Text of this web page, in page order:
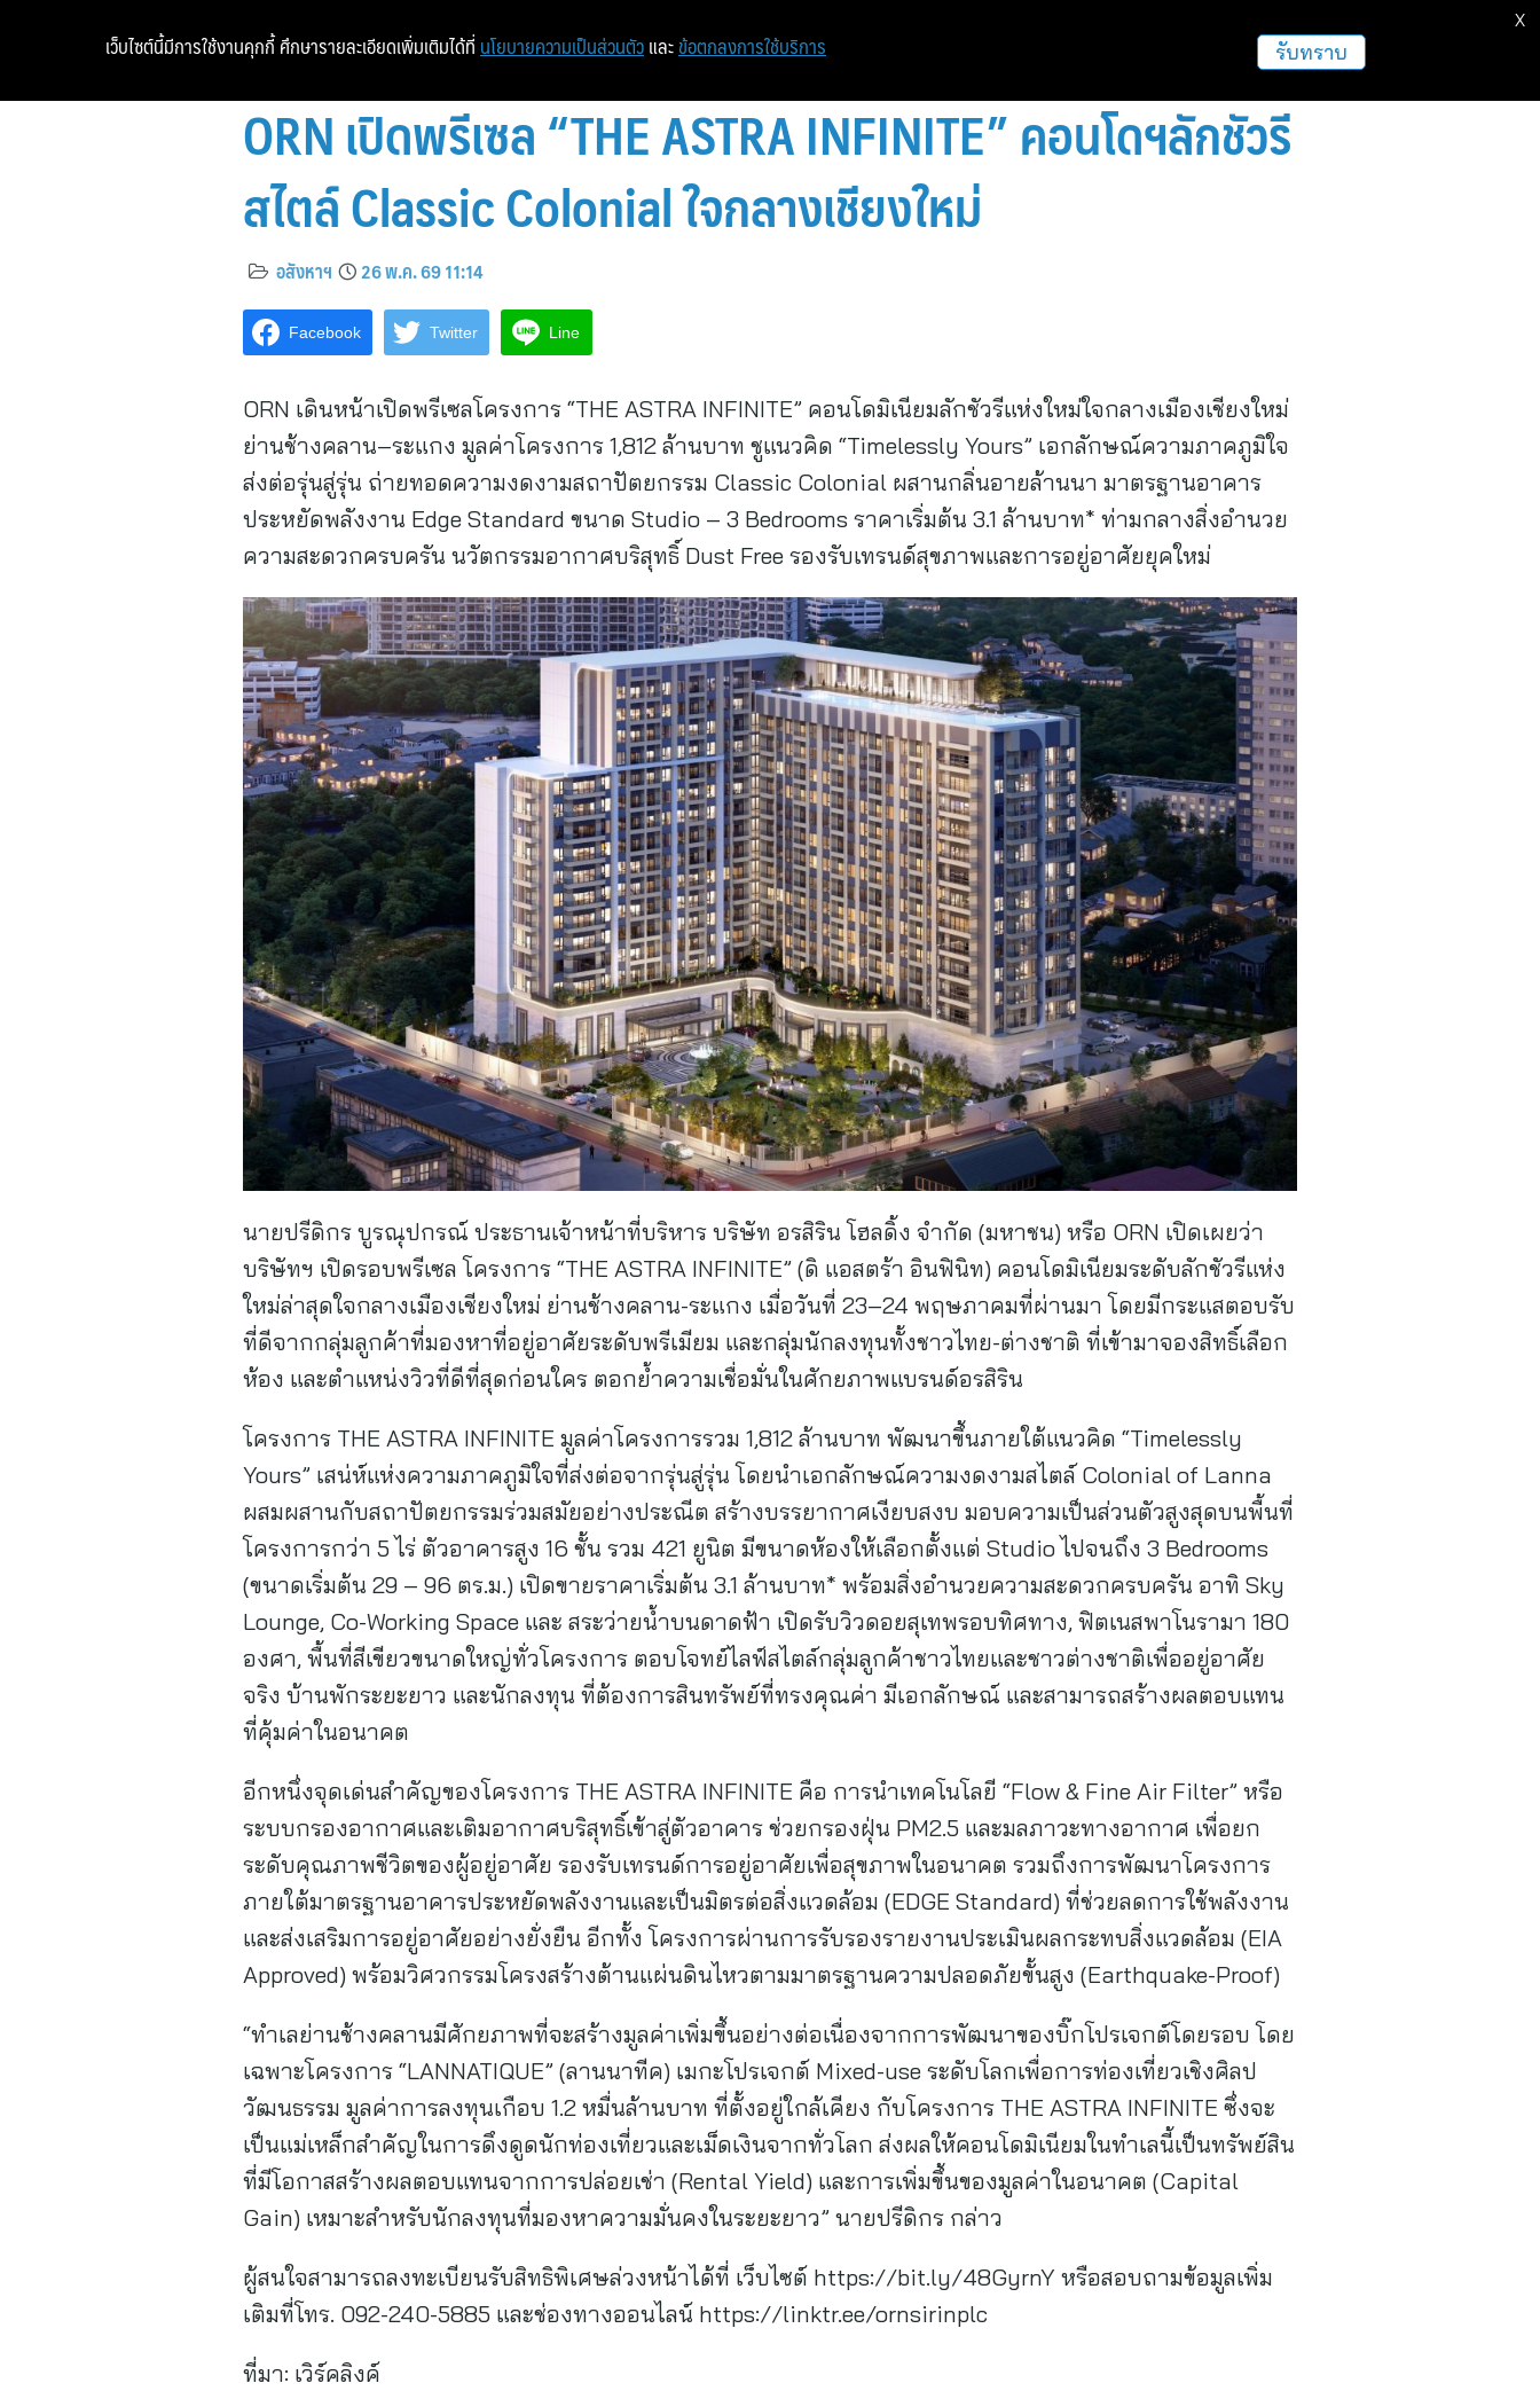
หน้าแรก ท่องเที่ยว ฝากข่าวประชาสัมพันธ์
ORN เปิดพรีเซล “THE ASTRA INFINITE” คอนโดฯลักชัวรี
สไตล์ Classic Colonial ใจกลางเชียงใหม่
อสังหาฯ 26 พ.ค. 69 11:14
Facebook Twitter Line
ORN เดินหน้าเปิดพรีเซลโครงการ “THE ASTRA INFINITE” คอนโดมิเนียมลักชัวรีแห่งใหม่ใจกลางเมืองเชียงใหม่
ย่านช้างคลาน–ระแกง มูลค่าโครงการ 1,812 ล้านบาท ชูแนวคิด “Timelessly Yours” เอกลักษณ์ความภาคภูมิใจ
ส่งต่อรุ่นสู่รุ่น ถ่ายทอดความงดงามสถาปัตยกรรม Classic Colonial ผสานกลิ่นอายล้านนา มาตรฐานอาคาร
ประหยัดพลังงาน Edge Standard ขนาด Studio – 3 Bedrooms ราคาเริ่มต้น 3.1 ล้านบาท* ท่ามกลางสิ่งอำนวย
ความสะดวกครบครัน นวัตกรรมอากาศบริสุทธิ์ Dust Free รองรับเทรนด์สุขภาพและการอยู่อาศัยยุคใหม่
นายปรีดิกร บูรณุปกรณ์ ประธานเจ้าหน้าที่บริหาร บริษัท อรสิริน โฮลดิ้ง จํากัด (มหาชน) หรือ ORN เปิดเผยว่า
บริษัทฯ เปิดรอบพรีเซล โครงการ “THE ASTRA INFINITE” (ดิ แอสตร้า อินฟินิท) คอนโดมิเนียมระดับลักชัวรีแห่ง
ใหม่ล่าสุดใจกลางเมืองเชียงใหม่ ย่านช้างคลาน-ระแกง เมื่อวันที่ 23–24 พฤษภาคมที่ผ่านมา โดยมีกระแสตอบรับ
ที่ดีจากกลุ่มลูกค้าที่มองหาที่อยู่อาศัยระดับพรีเมียม และกลุ่มนักลงทุนทั้งชาวไทย-ต่างชาติ ที่เข้ามาจองสิทธิ์เลือก
ห้อง และตำแหน่งวิวที่ดีที่สุดก่อนใคร ตอกย้ำความเชื่อมั่นในศักยภาพแบรนด์อรสิริน
โครงการ THE ASTRA INFINITE มูลค่าโครงการรวม 1,812 ล้านบาท พัฒนาขึ้นภายใต้แนวคิด “Timelessly
Yours” เสน่ห์แห่งความภาคภูมิใจที่ส่งต่อจากรุ่นสู่รุ่น โดยนำเอกลักษณ์ความงดงามสไตล์ Colonial of Lanna
ผสมผสานกับสถาปัตยกรรมร่วมสมัยอย่างประณีต สร้างบรรยากาศเงียบสงบ มอบความเป็นส่วนตัวสูงสุดบนพื้นที่
โครงการกว่า 5 ไร่ ตัวอาคารสูง 16 ชั้น รวม 421 ยูนิต มีขนาดห้องให้เลือกตั้งแต่ Studio ไปจนถึง 3 Bedrooms
(ขนาดเริ่มต้น 29 – 96 ตร.ม.) เปิดขายราคาเริ่มต้น 3.1 ล้านบาท* พร้อมสิ่งอำนวยความสะดวกครบครัน อาทิ Sky
Lounge, Co-Working Space และ สระว่ายน้ำบนดาดฟ้า เปิดรับวิวดอยสุเทพรอบทิศทาง, ฟิตเนสพาโนรามา 180
องศา, พื้นที่สีเขียวขนาดใหญ่ทั่วโครงการ ตอบโจทย์ไลฟ์สไตล์กลุ่มลูกค้าชาวไทยและชาวต่างชาติเพื่ออยู่อาศัย
จริง บ้านพักระยะยาว และนักลงทุน ที่ต้องการสินทรัพย์ที่ทรงคุณค่า มีเอกลักษณ์ และสามารถสร้างผลตอบแทน
ที่คุ้มค่าในอนาคต
อีกหนึ่งจุดเด่นสำคัญของโครงการ THE ASTRA INFINITE คือ การนำเทคโนโลยี “Flow & Fine Air Filter” หรือ
ระบบกรองอากาศและเติมอากาศบริสุทธิ์เข้าสู่ตัวอาคาร ช่วยกรองฝุ่น PM2.5 และมลภาวะทางอากาศ เพื่อยก
ระดับคุณภาพชีวิตของผู้อยู่อาศัย รองรับเทรนด์การอยู่อาศัยเพื่อสุขภาพในอนาคต รวมถึงการพัฒนาโครงการ
ภายใต้มาตรฐานอาคารประหยัดพลังงานและเป็นมิตรต่อสิ่งแวดล้อม (EDGE Standard) ที่ช่วยลดการใช้พลังงาน
และส่งเสริมการอยู่อาศัยอย่างยั่งยืน อีกทั้ง โครงการผ่านการรับรองรายงานประเมินผลกระทบสิ่งแวดล้อม (EIA
Approved) พร้อมวิศวกรรมโครงสร้างต้านแผ่นดินไหวตามมาตรฐานความปลอดภัยขั้นสูง (Earthquake-Proof)
“ทำเลย่านช้างคลานมีศักยภาพที่จะสร้างมูลค่าเพิ่มขึ้นอย่างต่อเนื่องจากการพัฒนาของบิ๊กโปรเจกต์โดยรอบ โดย
เฉพาะโครงการ “LANNATIQUE” (ลานนาทีค) เมกะโปรเจกต์ Mixed-use ระดับโลกเพื่อการท่องเที่ยวเชิงศิลป
วัฒนธรรม มูลค่าการลงทุนเกือบ 1.2 หมื่นล้านบาท ที่ตั้งอยู่ใกล้เคียง กับโครงการ THE ASTRA INFINITE ซึ่งจะ
เป็นแม่เหล็กสำคัญในการดึงดูดนักท่องเที่ยวและเม็ดเงินจากทั่วโลก ส่งผลให้คอนโดมิเนียมในทำเลนี้เป็นทรัพย์สิน
ที่มีโอกาสสร้างผลตอบแทนจากการปล่อยเช่า (Rental Yield) และการเพิ่มขึ้นของมูลค่าในอนาคต (Capital
Gain) เหมาะสำหรับนักลงทุนที่มองหาความมั่นคงในระยะยาว” นายปรีดิกร กล่าว
ผู้สนใจสามารถลงทะเบียนรับสิทธิพิเศษล่วงหน้าได้ที่ เว็บไซต์ https://bit.ly/48GyrnY หรือสอบถามข้อมูลเพิ่ม
เติมที่โทร. 092-240-5885 และช่องทางออนไลน์ https://linktr.ee/ornsirinplc
ที่มา: เวิร์คลิงค์
เว็บไซต์นี้มีการใช้งานคุกกี้ ศึกษารายละเอียดเพิ่มเติมได้ที่ นโยบายความเป็นส่วนตัว และ ข้อตกลงการใช้บริการ รับทราบ
X